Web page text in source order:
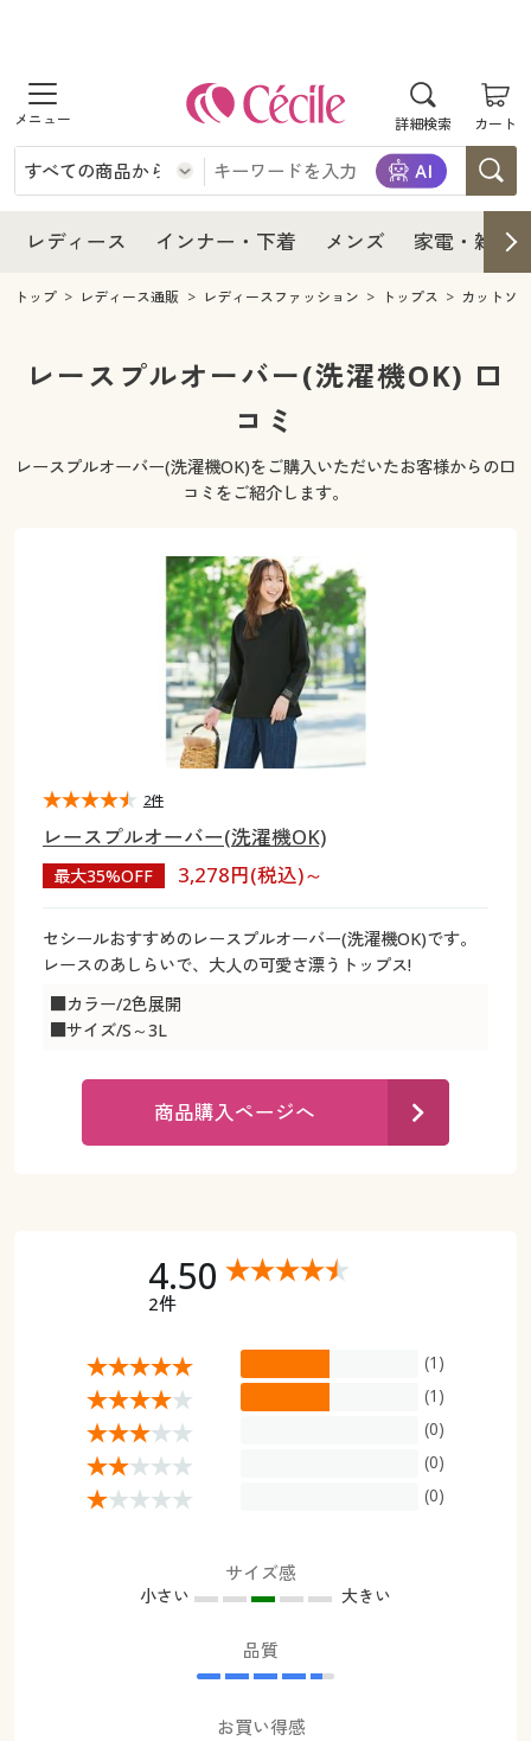
詳細検索 カート
商品を探す
レディース
レディースファッション
インナー・下着
インナー・下着通販すべて
ジュニア・ティーンズ下着
メンズ
メンズ通販すべて
キッチン・雑貨・日用品
寝具・インテリア・家具
寝具・インテリア・家具通販すべて
カーテン・ラグ・ファブリック
美容・健康通販すべて
美容・健康・サプリメント
制服・スクールすべて
ジュニア・ティーンズ下着
大きいサイズ通販すべて
大きいサイズ レディース服
大きいサイズ レディース下着
大きいサイズ メンズ
大きいサイズ 事務・制服
カタログ
カタログ・チラシからのご注文
デジタルカタログ
サポート
ご利用ガイド
よくある質問とお問い合わせ
レディース インナー・下着 メンズ 家電・雑貨
レディース
レディース通販すべて
レディースファッション
インナー・下着
インナー・下着通販すべて
メンズ
キッチン・雑貨・日用品
寝具・インテリア・家具通販すべて
家具・収納
カーテン・ラグ・ファブリック
美容・健康通販すべて
制服・スクール
ジュニア・ティーンズ下着
大きいサイズ通販すべて
大きいサイズ レディース服
大きいサイズ レディース下着
大きいサイズ メンズ
大きいサイズ 事務・制服
シークレットセール
商品カテゴリ一覧
カタログ
カタログ・チラシからのご注文
カタログ無料プレゼント
会員メニュー
ご利用ガイド
よくある質問とお問い合わせ
トップ レディース通販 レディースファッション トップス カットソ
レースプルオーバー(洗濯機OK) 口
コミ
レースプルオーバー(洗濯機OK)をご購入いただいたお客様からの口
コミをご紹介します。
レースプルオーバー(洗濯機OK)
最大35%OFF 3,278円(税込)～
セシールおすすめのレースプルオーバー(洗濯機OK)です。
レースのあしらいで、大人の可愛さ漂うトップス!
■カラー/2色展開
■サイズ/S～3L
2件
商品購入ページへ
4.50
2件
(1)
(1)
(0)
(0)
(0)
サイズ感
小さい 大きい
品質
お買い得感